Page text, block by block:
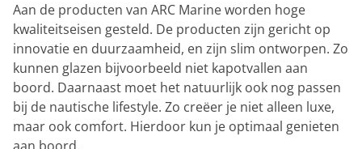
Aan de producten van ARC Marine worden hoge
kwaliteitseisen gesteld. De producten zijn gericht op
innovatie en duurzaamheid, en zijn slim ontworpen. Zo
kunnen glazen bijvoorbeeld niet kapotvallen aan
boord. Daarnaast moet het natuurlijk ook nog passen
bij de nautische lifestyle. Zo creëer je niet alleen luxe,
maar ook comfort. Hierdoor kun je optimaal genieten